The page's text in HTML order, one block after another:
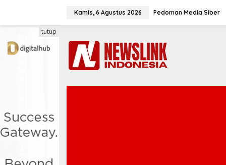
Kamis, 6 Agustus 2026 Pedoman Media Siber
tutup